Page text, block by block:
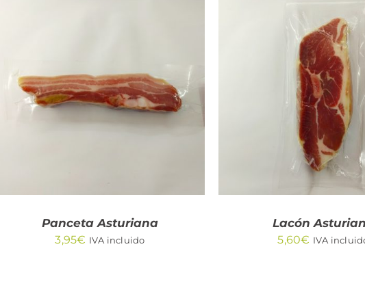
AÑADIR AL CARRITO
/
QUICK VIEW
Panceta Asturiana
3,95€ IVA incluido
AÑADIR AL CARRITO
QUICK VIEW
Lacón
5,60€ IVA